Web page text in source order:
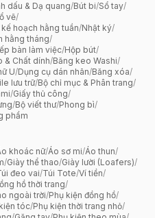
dấu & Dạ quang/Bút bi/Sổ tay/
vẽ/
kế hoạch hằng tuần/Nhật ký/
hằng tháng/
bàn làm việc/Hộp bút/
& Chất dính/Băng keo Washi/
U/Dụng cụ dán nhãn/Băng xóa/
lưu trữ/Bộ chỉ mục & Phân trang/
/Giấy thủ công/
/Bộ viết thư/Phong bì/
phẩm
khoác nữ/Áo sơ mi/Áo thun/
/Giày thể thao/Giày lười (Loafers)/
đeo vai/Túi Tote/Ví tiền/
hồ thời trang/
ngoài trời/Phụ kiện đồng hồ/
tóc/Phụ kiện thời trang nhỏ/